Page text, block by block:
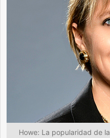
Howe: La popularidad de